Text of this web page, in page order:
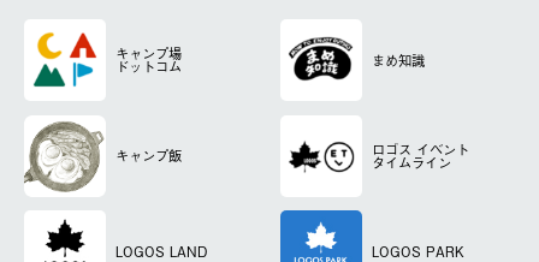
キャンプ場
ドットコム まめ知識
キャンプ飯 ロゴス イベント
タイムライン
LOGOS LAND LOGOS PARK